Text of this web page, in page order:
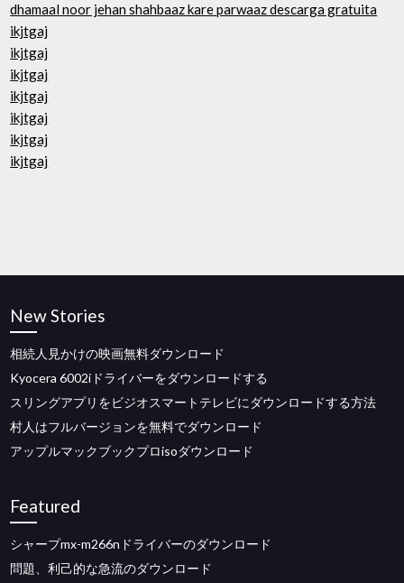
dhamaal noor jehan shahbaaz kare parwaaz descarga gratuita
ikjtgaj
ikjtgaj
ikjtgaj
ikjtgaj
ikjtgaj
ikjtgaj
ikjtgaj
New Stories
相続人見かけの映画無料ダウンロード
Kyocera 6002iドライバーをダウンロードする
スリングアプリをビジオスマートテレビにダウンロードする方法
村人はフルバージョンを無料でダウンロード
アップルマックブックプロisoダウンロード
Featured
シャープmx-m266nドライバーのダウンロード
問題、利己的な急流のダウンロード